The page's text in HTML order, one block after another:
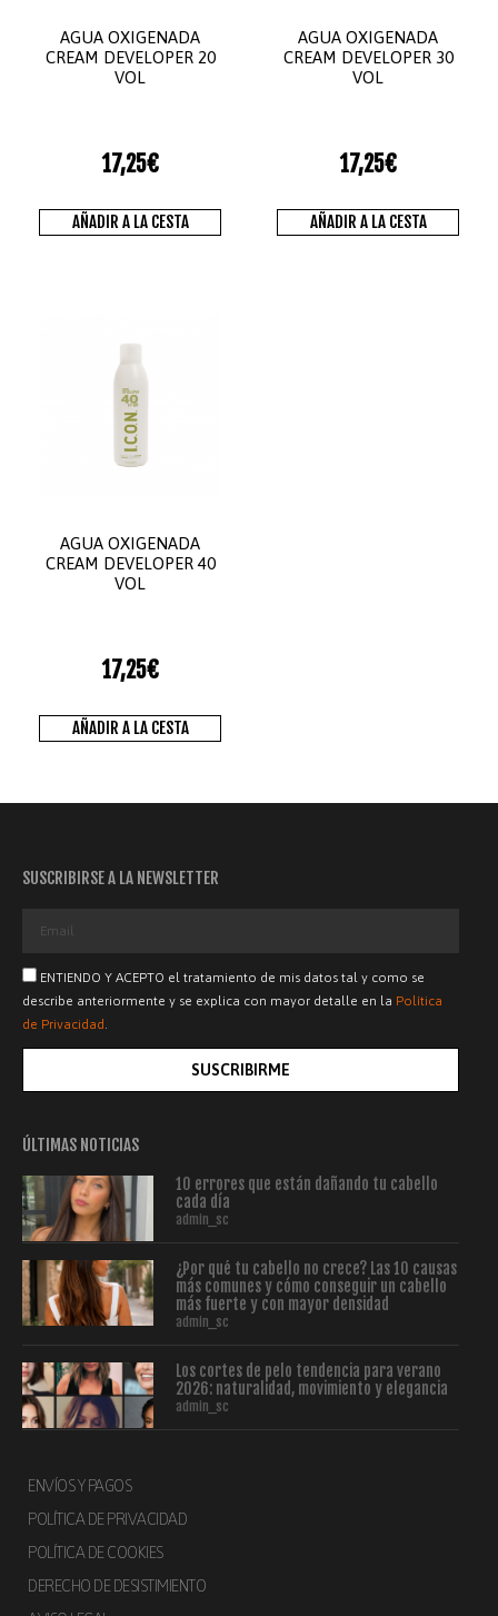
AGUA OXIGENADA
CREAM DEVELOPER 20
VOL
17,25€
AÑADIR A LA CESTA
AGUA OXIGENADA
CREAM DEVELOPER 30
VOL
17,25€
AÑADIR A LA CESTA
AGUA OXIGENADA
CREAM DEVELOPER 40
VOL
17,25€
AÑADIR A LA CESTA
ENVÍOS Y PAGOS
POLÍTICA DE PRIVACIDAD
POLÍTICA DE COOKIES
DERECHO DE DESISTIMIENTO
ÚLTIMAS NOTICIAS
10 errores que están dañando tu cabello
cada día
admin_sc
¿Por qué tu cabello no crece? Las 10 causas
más comunes y cómo conseguir un cabello
más fuerte y con mayor densidad
admin_sc
Los cortes de pelo tendencia para verano
2026: naturalidad, movimiento y elegancia
admin_sc
SUSCRIBIRSE A LA NEWSLETTER
ENTIENDO Y ACEPTO el tratamiento de mis datos tal y como se
describe anteriormente y se explica con mayor detalle en la Política
de Privacidad.
SUSCRIBIRME